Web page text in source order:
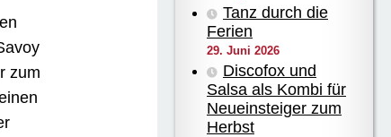
zum
Tanz durch die
Ferien
29. Juni 2026
Discofox und
Salsa als Kombi für
Neueinsteiger zum
Herbst